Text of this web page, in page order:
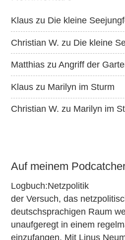
Klaus zu Die kleine
Christian W. zu Die kleine
Matthias zuAngriff der
Klaus zu Marilyn im Sturm
Christian W. zu Marilyn im
Auf meinem
Logbuch:Netzpolitik
der Versuch, das
deutschsprachigen Raum
unaufgeregt in einem
einzufangen. Mit Linus